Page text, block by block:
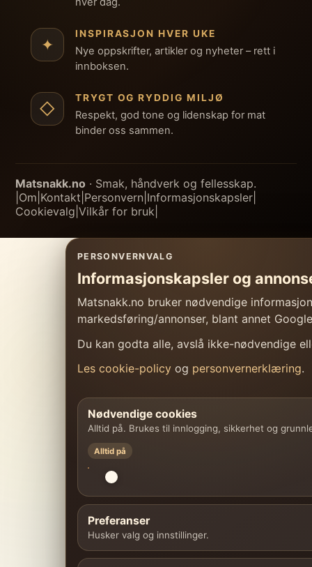
✦
INSPIRASJON HVER UKE
Nye oppskrifter, artikler og nyheter – rett i
innboksen.
◇
TRYGT OG RYDDIG MILJØ
Respekt, god tone og lidenskap for mat
binder oss sammen.
Matsnakk.no · Smak, håndverk og fellesskap.
Om Kontakt Personvern Informasjonskapsler
Cookievalg Vilkår for bruk
PERSONVERNVALG
Informasjonskapsler og
Matsnakk.no bruker nødvendige
markedsføring/annonser, blant annet
Du kan godta alle, avslå ikke-nødvendige
Les cookie-policy og personvernerklæring.
Nødvendige cookies
Alltid på. Brukes til innlogging, sikkerhet og
Alltid på
Preferanser
Husker valg og innstillinger.